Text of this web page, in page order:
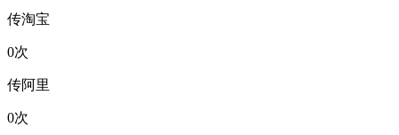
传淘宝
0次
传阿里
0次